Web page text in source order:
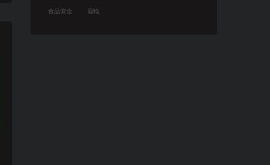
食品安全 鹿晗